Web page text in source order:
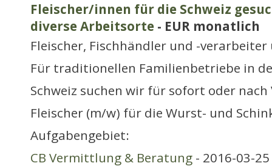
Fleischer/innen für die Schweiz
diverse Arbeitsorte - EUR monatlich
Fleischer, Fischhändler und -
Für traditionellen Familienbetriebe in
Schweiz suchen wir für sofort oder
Fleischer (m/w) für die Wurst- und
Aufgabengebiet:
CB Vermittlung & Beratung - 2016-03-